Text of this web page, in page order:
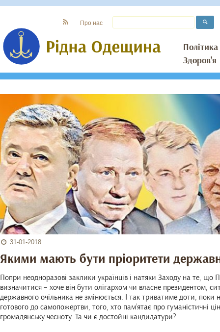
Політика
Здоров’я
Про нас
31-01-2018
Якими мають бути пріоритети
Попри неодноразові заклики українців і натяки Заходу на те, що
визначитися – хоче він бути олігархом чи власне президентом,
державного очільника не змінюється. І так триватиме доти, поки
готового до самопожертви, того, хто пам’ятає про гуманістичні
громадянську чесноту. Та чи є достойні кандидатури?..